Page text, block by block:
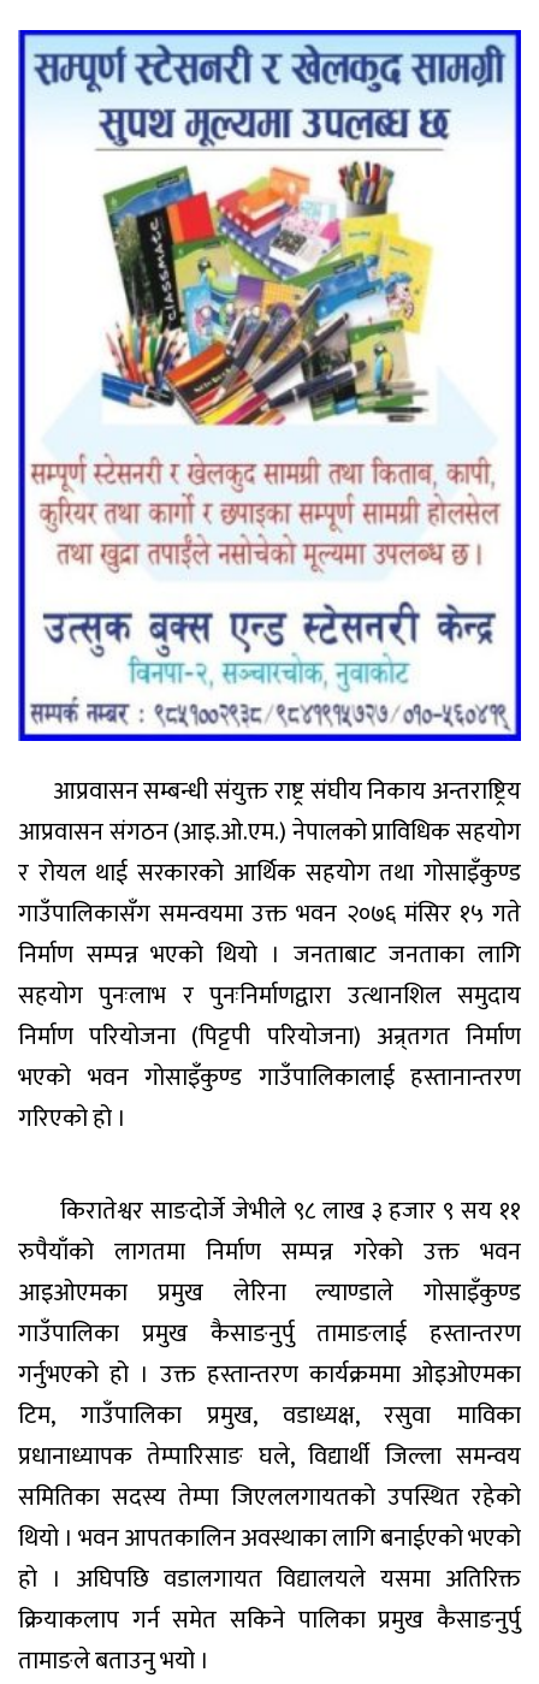
आप्रवासन सम्बन्धी संयुक्त राष्ट्र संघीय निकाय अन्तराष्ट्रिय
आप्रवासन संगठन (आइ.ओ.एम.) नेपालको प्राविधिक सहयोग
र रोयल थाई सरकारको आर्थिक सहयोग तथा गोसाइँकुण्ड
गाउँपालिकासँग समन्वयमा उक्त भवन २०७६ मंसिर १५ गते
निर्माण सम्पन्न भएको थियो । जनताबाट जनताका लागि
सहयोग पुनःलाभ र पुनःनिर्माणद्वारा उत्थानशिल समुदाय
निर्माण परियोजना (पिट्टपी परियोजना) अन्र्तगत निर्माण
भएको भवन गोसाइँकुण्ड गाउँपालिकालाई हस्तानान्तरण
गरिएको हो ।
किरातेश्वर साङदोर्जे जेभीले ९८ लाख ३ हजार ९ सय ११
रुपैयाँको लागतमा निर्माण सम्पन्न गरेको उक्त भवन
आइओएमका प्रमुख लेरिना ल्याण्डाले गोसाइँकुण्ड
गाउँपालिका प्रमुख कैसाङनुर्पु तामाङलाई हस्तान्तरण
गर्नुभएको हो । उक्त हस्तान्तरण कार्यक्रममा ओइओएमका
टिम, गाउँपालिका प्रमुख, वडाध्यक्ष, रसुवा माविका
प्रधानाध्यापक तेम्पारिसाङ घले, विद्यार्थी जिल्ला समन्वय
समितिका सदस्य तेम्पा जिएललगायतको उपस्थित रहेको
थियो । भवन आपतकालिन अवस्थाका लागि बनाईएको भएको
हो । अघिपछि वडालगायत विद्यालयले यसमा अतिरिक्त
क्रियाकलाप गर्न समेत सकिने पालिका प्रमुख कैसाङनुर्पु
तामाङले बताउनु भयो ।